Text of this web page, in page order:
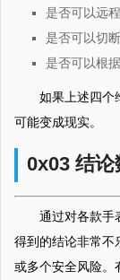
是否可以远
是否可以切
是否可以根
如果上述四个
可能变成现实。
0x03 结论
通过对各款手
得到的结论非常不
或多个安全风险。